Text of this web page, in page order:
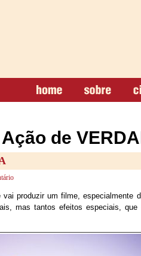
de
produzir um filme, especialmente
mas tantos efeitos especiais, que